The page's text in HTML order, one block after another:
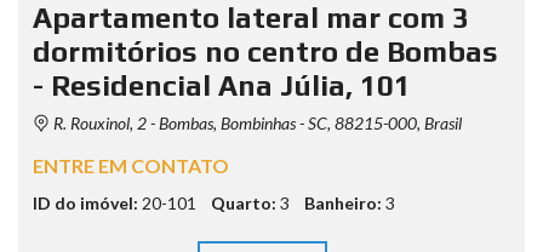
Apartamento lateral mar com 3
dormitórios no centro de Bombas
- Residencial Ana Júlia, 101
R. Rouxinol, 2 - Bombas, Bombinhas - SC, 88215-000, Brasil
ENTRE EM CONTATO
ID do imóvel: 20-101 Quarto: 3 Banheiro: 3